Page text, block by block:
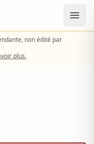
non édité par
plus.